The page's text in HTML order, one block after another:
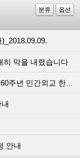
분류
옵션
히 막을 내렸습니다
민간외교 한마당축제
안내